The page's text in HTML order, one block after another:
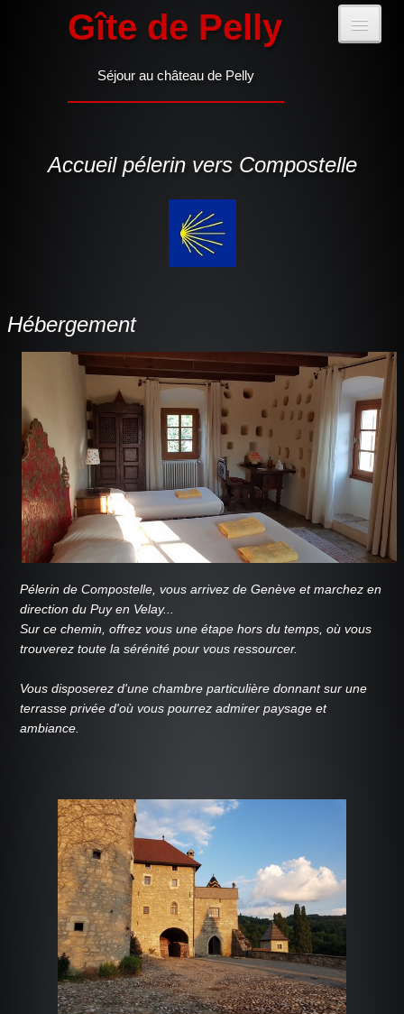
Gîte de Pelly
Séjour au château de Pelly
GITE
INFOS PRATIQUES
FAQ
RÉSERVATION
Accueil pélerin vers Compostelle
Hébergement
Pélerin de Compostelle, vous arrivez de Genève et marchez en
direction du Puy en Velay...
Sur ce chemin, offrez vous une étape hors du temps, où vous
trouverez toute la sérénité pour vous ressourcer.
Vous disposerez d'une chambre particulière donnant sur une
terrasse privée d'où vous pourrez admirer paysage et
ambiance.